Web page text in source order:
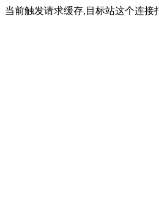
当前触发请求缓存,目标站这个连